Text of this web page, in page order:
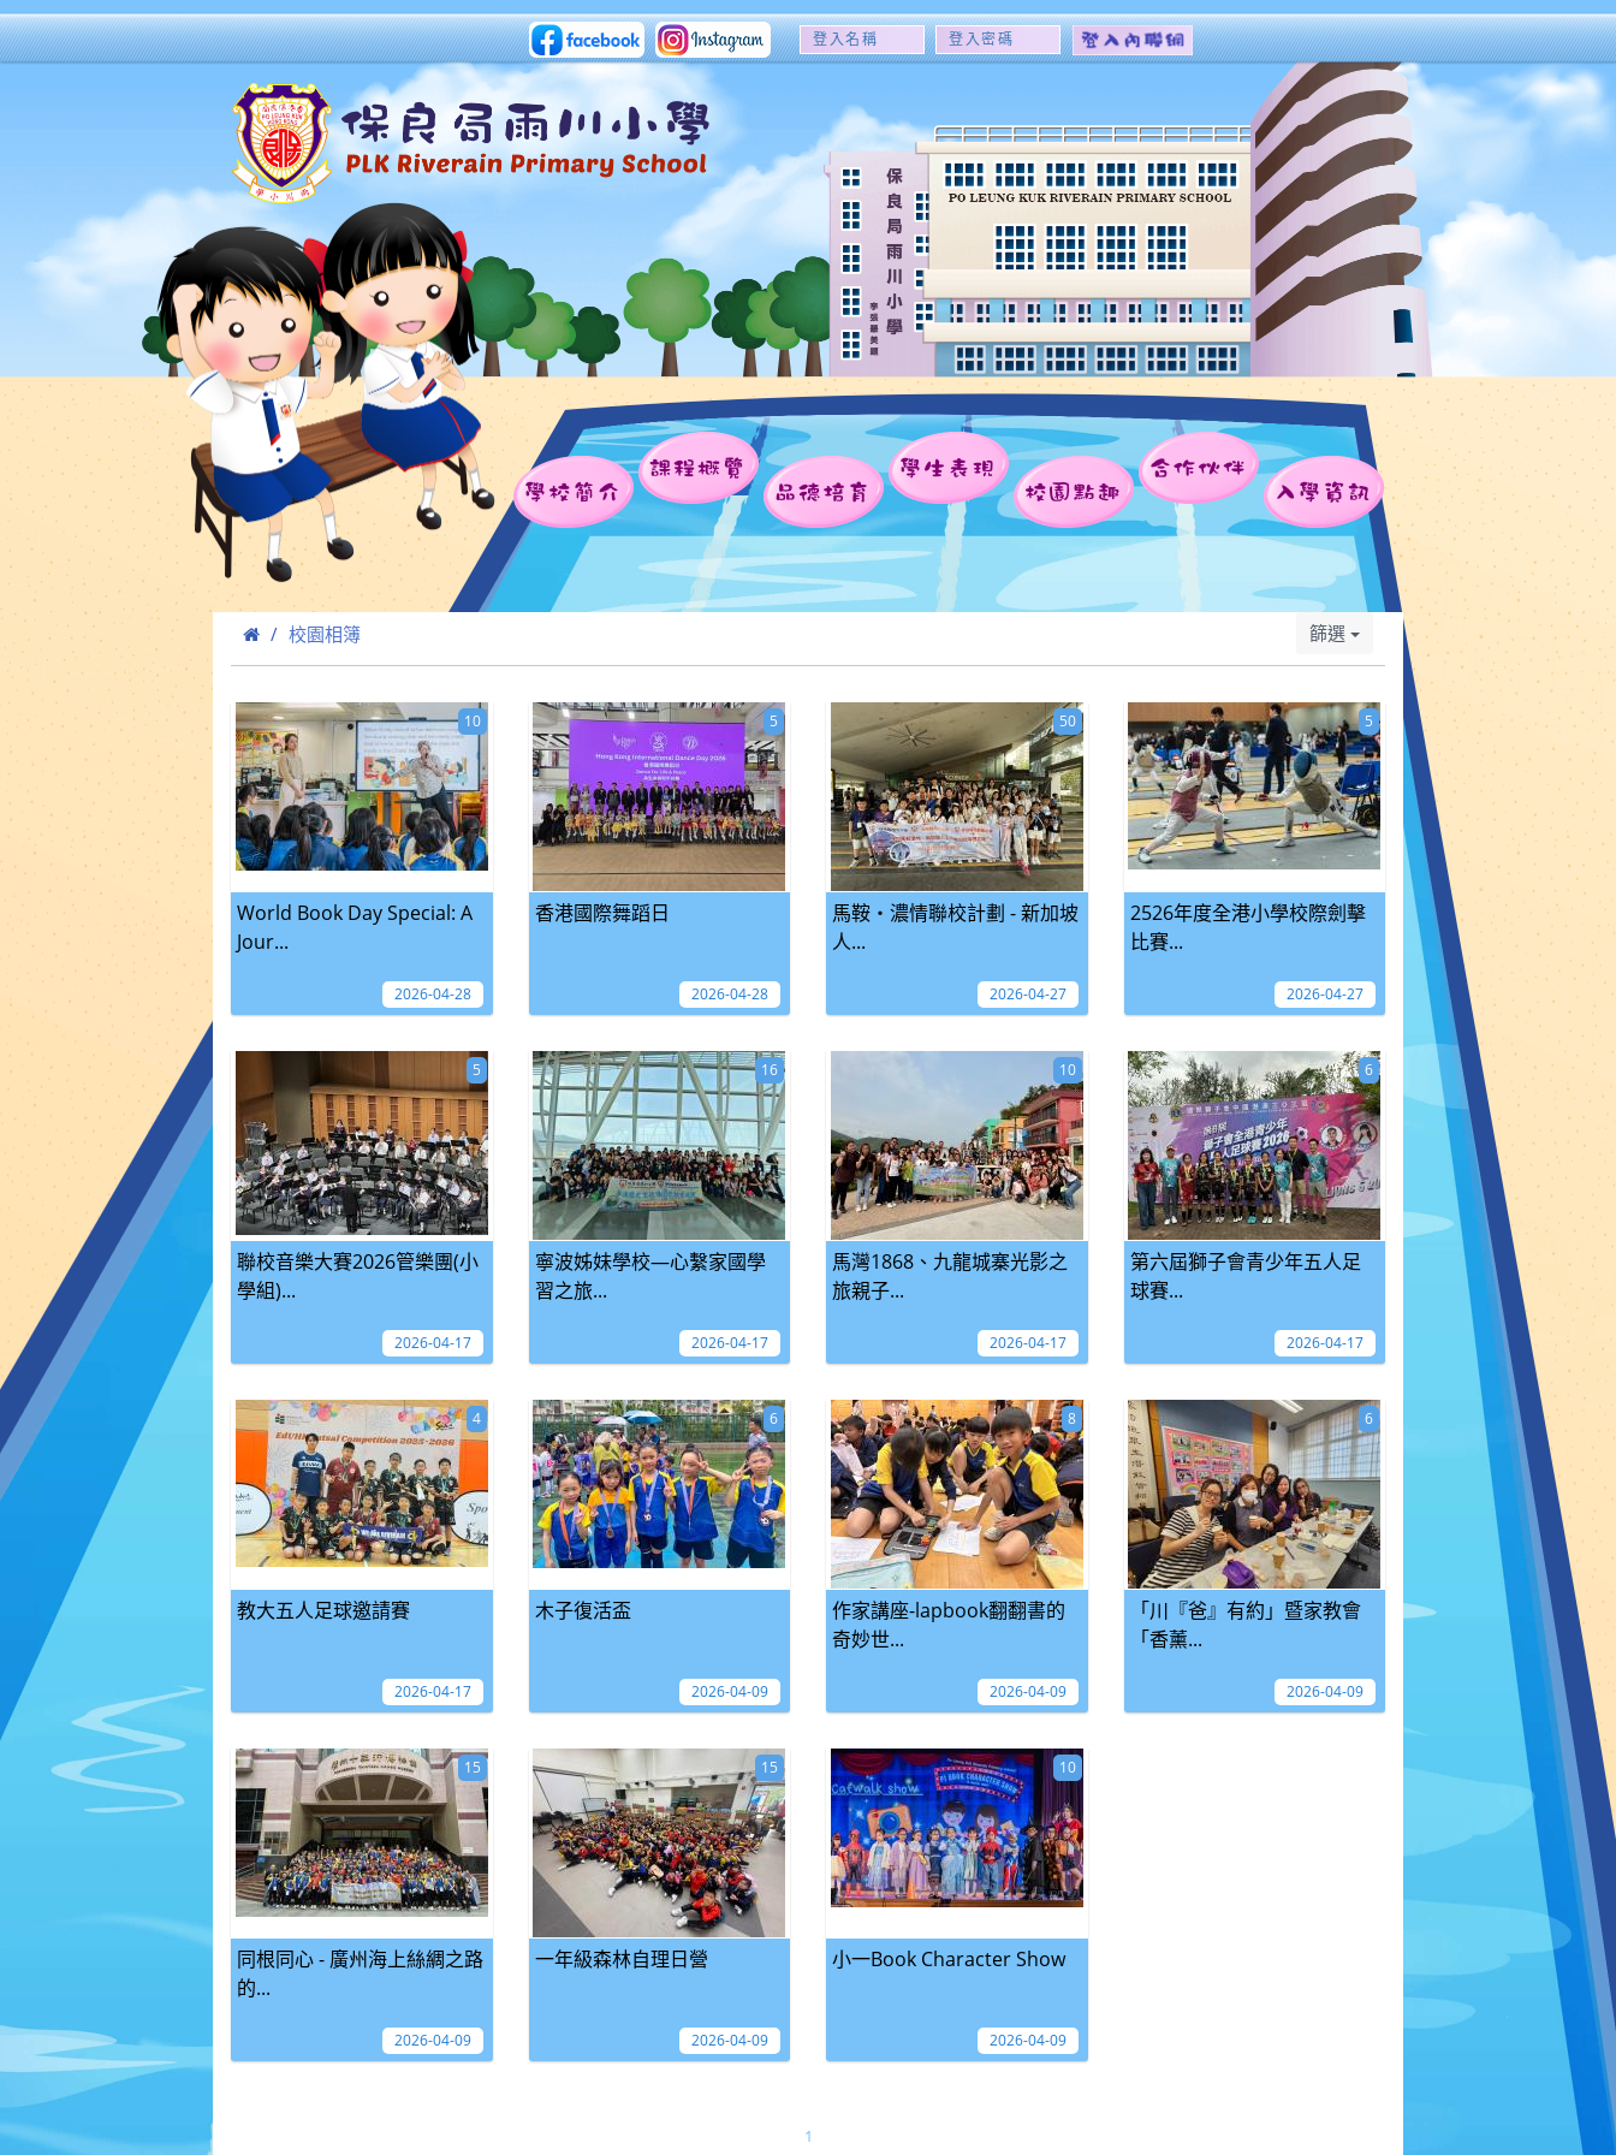
登
名
稱
登
密
碼
學校簡介
課程概覽
品德培育
學生表現
校園點趣
合作伙伴
入學資訊
校園相簿 篩選
World Book Day Special: A
Jour...
10
2026-04-28
香港國際舞蹈日
5
2026-04-28
馬鞍‧濃情聯校計劃 - 新加坡
人...
50
2026-04-27
2526年度全港小學校際劍擊
比賽...
5
2026-04-27
聯校音樂大賽2026管樂團(小
學組)...
5
2026-04-17
寧波姊妹學校—心繫家國學
習之旅...
16
2026-04-17
馬灣1868、九龍城寨光影之
旅親子...
10
2026-04-17
第六屆獅子會青少年五人足
球賽...
6
2026-04-17
教大五人足球邀請賽
4
2026-04-17
木子復活盃
6
2026-04-09
作家講座-lapbook翻翻書的
奇妙世...
8
2026-04-09
「川『爸』有約」暨家教會
「香薰...
6
2026-04-09
同根同心 - 廣州海上絲綢之路
的...
15
2026-04-09
一年級森林自理日營
15
2026-04-09
小一Book Character Show
10
2026-04-09
1